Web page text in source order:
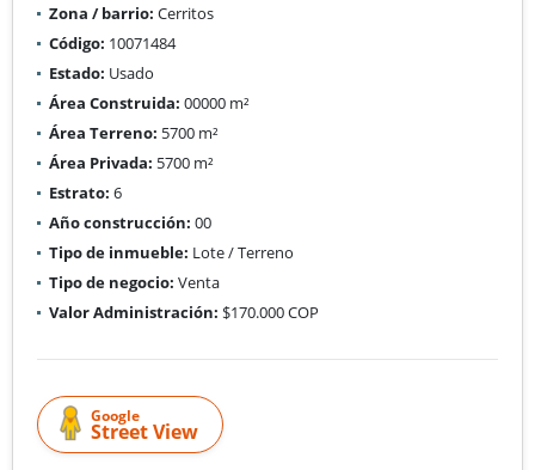
Zona / barrio: Cerritos
Código: 10071484
Estado: Usado
Área Construida: 00000 m²
Área Terreno: 5700 m²
Área Privada: 5700 m²
Estrato: 6
Año construcción: 00
Tipo de inmueble: Lote / Terreno
Tipo de negocio: Venta
Valor Administración: $170.000 COP
Google
Street View